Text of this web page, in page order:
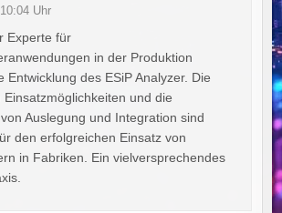
Uhr
Experte für
in der Produktion
Entwicklung des ESiP Analyzer. Die
Einsatzmöglichkeiten und die
Auslegung und Integration sind
den erfolgreichen Einsatz von
in Fabriken. Ein vielversprechendes